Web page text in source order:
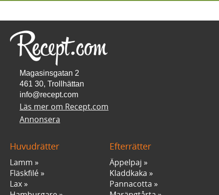
Magasinsgatan 2
461 30, Trollhättan
info@recept.com
Läs mer om Recept.com
Annonsera
Huvudrätter
Lamm
Fläskfilé
Lax
Efterrätter
Äppelpaj
Kladdkaka
Pannacotta